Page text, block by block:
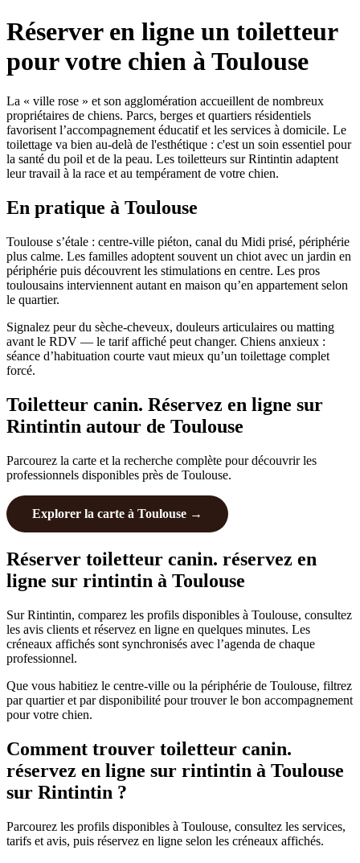
Réserver en ligne un toiletteur
pour votre chien à Toulouse
La « ville rose » et son agglomération accueillent de nombreux
propriétaires de chiens. Parcs, berges et quartiers résidentiels
favorisent l’accompagnement éducatif et les services à domicile. Le
toilettage va bien au-delà de l'esthétique : c'est un soin essentiel pour
la santé du poil et de la peau. Les toiletteurs sur Rintintin adaptent
leur travail à la race et au tempérament de votre chien.
En pratique à Toulouse
Toulouse s’étale : centre-ville piéton, canal du Midi prisé, périphérie
plus calme. Les familles adoptent souvent un chiot avec un jardin en
périphérie puis découvrent les stimulations en centre. Les pros
toulousains interviennent autant en maison qu’en appartement selon
le quartier.
Signalez peur du sèche-cheveux, douleurs articulaires ou matting
avant le RDV — le tarif affiché peut changer. Chiens anxieux :
séance d’habituation courte vaut mieux qu’un toilettage complet
forcé.
Toiletteur canin. Réservez en ligne sur
Rintintin autour de Toulouse
Parcourez la carte et la recherche complète pour découvrir les
professionnels disponibles près de Toulouse.
Explorer la carte à Toulouse →
Réserver toiletteur canin. réservez en
ligne sur rintintin à Toulouse
Sur Rintintin, comparez les profils disponibles à Toulouse, consultez
les avis clients et réservez en ligne en quelques minutes. Les
créneaux affichés sont synchronisés avec l’agenda de chaque
professionnel.
Que vous habitiez le centre-ville ou la périphérie de Toulouse, filtrez
par quartier et par disponibilité pour trouver le bon accompagnement
pour votre chien.
Comment trouver toiletteur canin.
réservez en ligne sur rintintin à Toulouse
sur Rintintin ?
Parcourez les profils disponibles à Toulouse, consultez les services,
tarifs et avis, puis réservez en ligne selon les créneaux affichés.